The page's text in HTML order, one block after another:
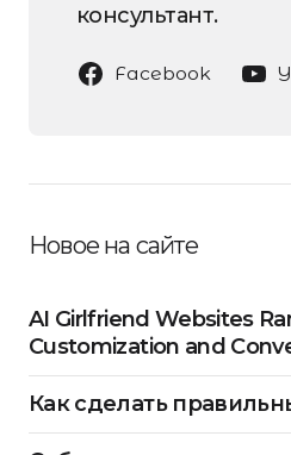
консультант.
Facebook
Новое на сайте
AI Girlfriend Websites
Customization and
Как сделать